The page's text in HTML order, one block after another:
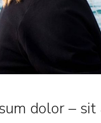
dolor –